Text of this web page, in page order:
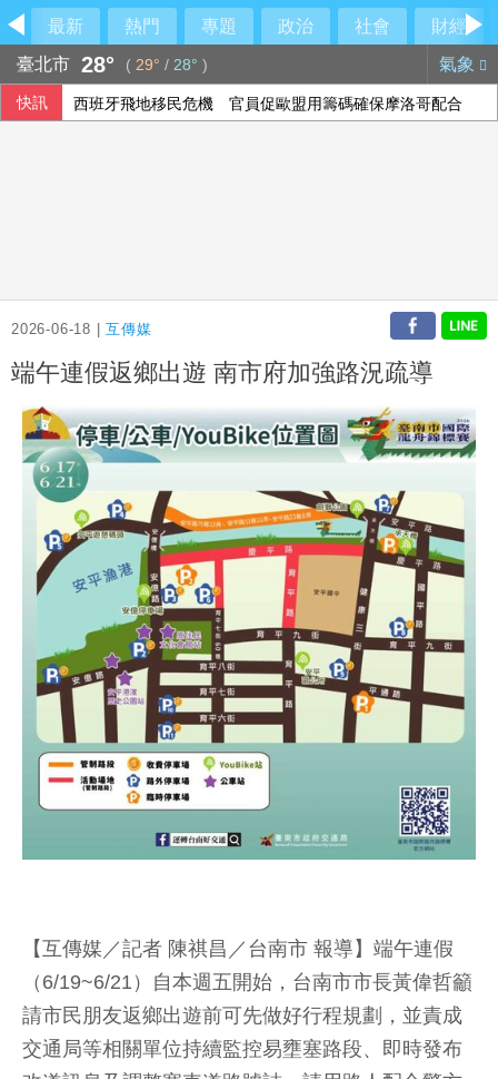
最新 熱門 專題 政治 社會
財經
臺北市 28° ( 29° / 28° ) 氣象
快訊 西班牙飛地移民危機 官員促歐盟用籌碼確保摩洛哥配合
2026-06-18 |互傳媒
端午連假返鄉出遊 南市府加強路況疏導
【互傳媒／記者 陳祺昌／台南市 報導】端午連假
（6/19~6/21）自本週五開始，台南市市長黃偉哲籲
請市民朋友返鄉出遊前可先做好行程規劃，並責成
交通局等相關單位持續監控易壅塞路段、即時發布